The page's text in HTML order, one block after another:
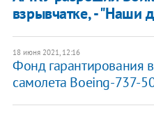
взрывчатке, - "Наши
18 июня 2021, 12:16
Фонд гарантирования
самолета Boeing-737-